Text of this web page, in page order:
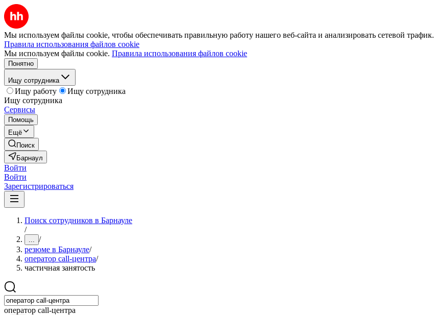
Мы используем файлы cookie, чтобы обеспечивать правильную работу нашего веб-сайта и анализировать сетевой трафик.
Правила использования файлов cookie
Мы используем файлы cookie. Правила использования файлов cookie
Понятно
Ищу сотрудника
Ищу работу
Ищу сотрудника
Ищу сотрудника
Сервисы
Помощь
Ещё
Поиск
Барнаул
Войти
Войти
Зарегистрироваться
Поиск сотрудников в Барнауле
/
... /
резюме в Барнауле/
оператор cаll-центра/
частичная занятость
оператор call-центра